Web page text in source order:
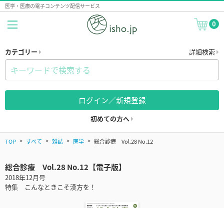
医学・医療の電子コンテンツ配信サービス
0
カテゴリー 詳細検索
ログイン／新規登録
初めての方へ
TOP すべて 雑誌 医学 総合診療 Vol.28 No.12
総合診療 Vol.28 No.12【電子版】
2018年12月号
特集 こんなときこそ漢方を！